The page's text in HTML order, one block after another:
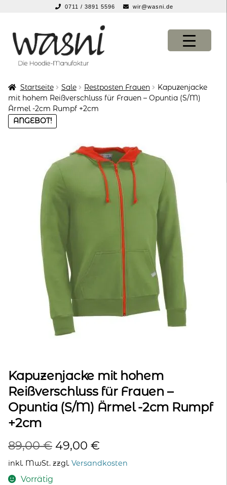
0711 / 3891 5596 wir@wasni.de
Navigation
springen
Inhalt
springen
KONFIGURATOR
KONFIGURATOR
SHOP
Startseite Sale Restposten Frauen
Kapuzenjacke
mit hohem Reißverschluss für Frauen – Opuntia (S/M)
Ärmel -2cm Rumpf +2cm
ANGEBOT!
Kapuzenjacke mit hohem
Reißverschluss für Frauen –
Opuntia (S/M) Ärmel -2cm Rumpf
+2cm
89,00€ Ursprünglicher
Preis
49,00 €
Preis
inkl. MwSt. zzgl. Versandkosten
Vorrätig